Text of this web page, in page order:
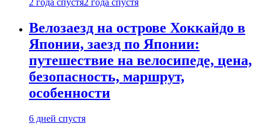
2 года спустя2 года спустя
Велозаезд на острове Хоккайдо в
Японии, заезд по Японии:
путешествие на велосипеде, цена,
безопасность, маршрут,
особенности
6 дней спустя